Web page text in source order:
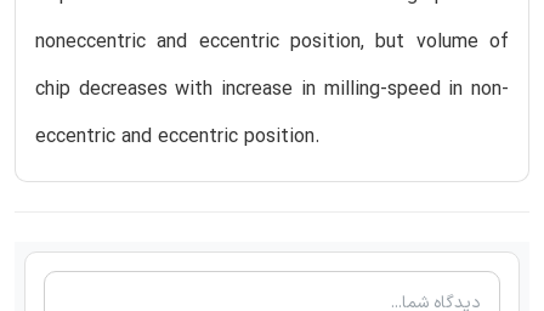
noneccentric and eccentric position, but volume of
chip decreases with increase in milling-speed in non-
eccentric and eccentric position.